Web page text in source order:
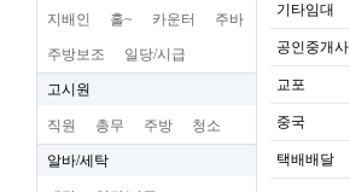
지배인 홀~ 카운터 주바
주방보조 일당/시급
고시원
직원 총무 주방 청소
알바/세탁
기타임대
공인중개사
교포
중국
택배배달